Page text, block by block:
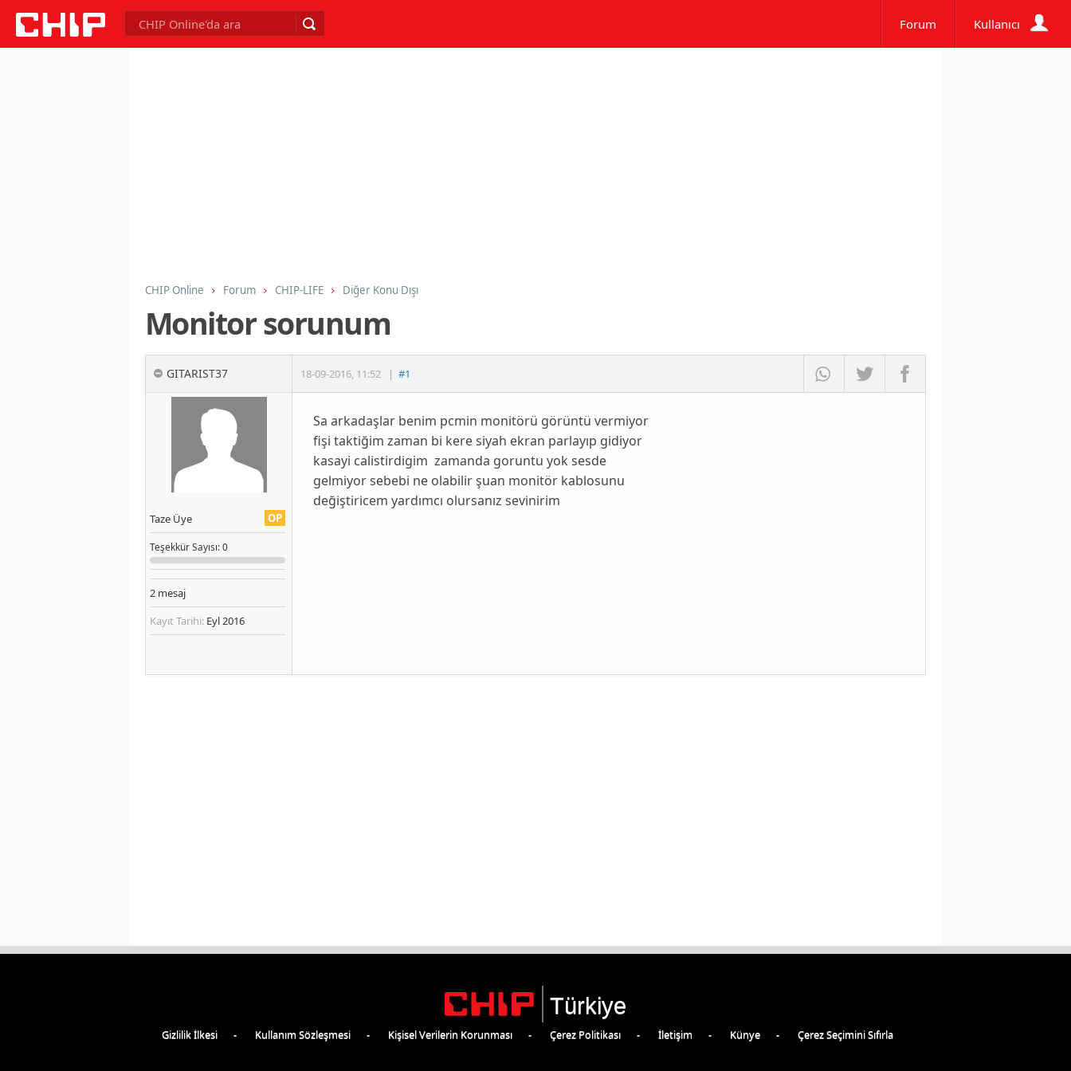
Forum Kullanıcı
CHIP Online Forum CHIP-LIFE Diğer Konu Dışı
Monitor sorunum
GITARIST37 18-09-2016, 11:52 | #1
OP
Taze Üye
TeşekkürSayısı: 0
2 mesaj
Kayıt Tarihi: Eyl 2016
Sa arkadaşlar benim pcmin monitörü görüntü vermiyor
fişi taktiğim zaman bi kere siyah ekran parlayıp gidiyor
kasayi calistirdigim zamanda goruntu yok sesde
gelmiyor sebebi ne olabilir şuan monitör kablosunu
değiştiricem yardımcı olursanız sevinirim
Türkiye
Gizlilik İlkesi Kullanım Sözleşmesi Kişisel Verilerin Korunması Çerez Politikası İletişim Künye Çerez Seçimini Sıfırla